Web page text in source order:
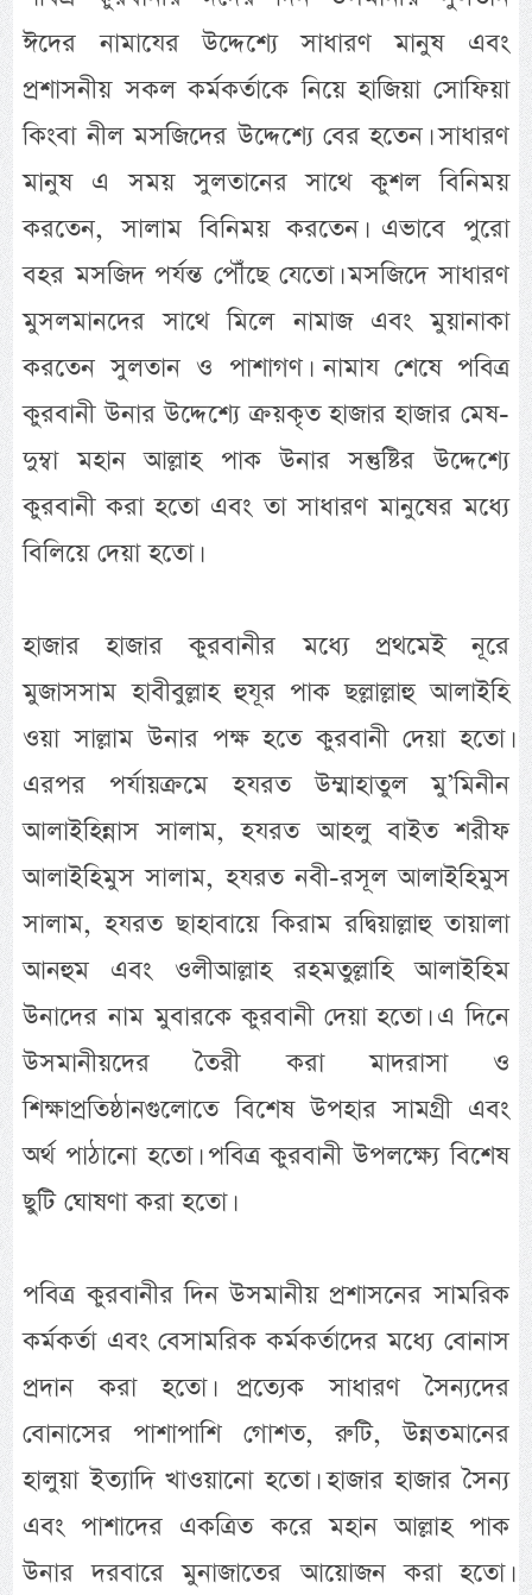
ঈদের নামাযের উদ্দেশ্যে সাধারণ মানুষ এবং
প্রশাসনীয় সকল কর্মকর্তাকে নিয়ে হাজিয়া সোফিয়া
কিংবা নীল মসজিদের উদ্দেশ্যে বের হতেন। সাধারণ
মানুষ এ সময় সুলতানের সাথে কুশল বিনিময়
করতেন, সালাম বিনিময় করতেন। এভাবে পুরো
বহর মসজিদ পর্যন্ত পৌঁছে যেতো। মসজিদে সাধারণ
মুসলমানদের সাথে মিলে নামাজ এবং মুয়ানাকা
করতেন সুলতান ও পাশাগণ। নামায শেষে পবিত্র
কুরবানী উনার উদ্দেশ্যে ক্রয়কৃত হাজার হাজার মেষ-
দুম্বা মহান আল্লাহ পাক উনার সন্তুষ্টির উদ্দেশ্যে
কুরবানী করা হতো এবং তা সাধারণ মানুষের মধ্যে
বিলিয়ে দেয়া হতো।
হাজার হাজার কুরবানীর মধ্যে প্রথমেই নূরে
মুজাসসাম হাবীবুল্লাহ হুযূর পাক ছল্লাল্লাহু আলাইহি
ওয়া সাল্লাম উনার পক্ষ হতে কুরবানী দেয়া হতো।
এরপর পর্যায়ক্রমে হযরত উম্মাহাতুল মু’মিনীন
আলাইহিন্নাস সালাম, হযরত আহলু বাইত শরীফ
আলাইহিমুস সালাম, হযরত নবী-রসূল আলাইহিমুস
সালাম, হযরত ছাহাবায়ে কিরাম রদ্বিয়াল্লাহু তায়ালা
আনহুম এবং ওলীআল্লাহ রহমতুল্লাহি আলাইহিম
উনাদের নাম মুবারকে কুরবানী দেয়া হতো। এ দিনে
উসমানীয়দের তৈরী করা মাদরাসা ও
শিক্ষাপ্রতিষ্ঠানগুলোতে বিশেষ উপহার সামগ্রী এবং
অর্থ পাঠানো হতো। পবিত্র কুরবানী উপলক্ষ্যে বিশেষ
ছুটি ঘোষণা করা হতো।
পবিত্র কুরবানীর দিন উসমানীয় প্রশাসনের সামরিক
কর্মকর্তা এবং বেসামরিক কর্মকর্তাদের মধ্যে বোনাস
প্রদান করা হতো। প্রত্যেক সাধারণ সৈন্যদের
বোনাসের পাশাপাশি গোশত, রুটি, উন্নতমানের
হালুয়া ইত্যাদি খাওয়ানো হতো। হাজার হাজার সৈন্য
এবং পাশাদের একত্রিত করে মহান আল্লাহ পাক
উনার দরবারে মুনাজাতের আয়োজন করা হতো।